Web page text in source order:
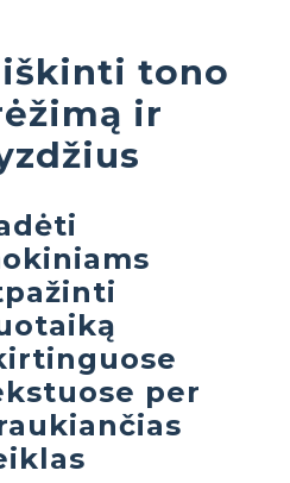
tono
ir
per